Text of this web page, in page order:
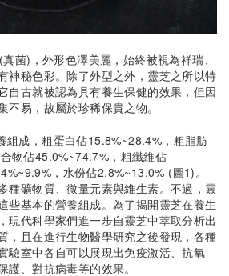
)，外形色澤美麗，始終被視為祥瑞、
神秘色彩。除了外型之外，靈芝之所以特
自古就被認為具有養生保健的效果，但因
易，故屬於珍稀保貴之物。
成，粗蛋白佔15.8%~28.4%，粗脂肪
物佔45.0%~74.7%，粗纖維佔
，水份佔2.8%~13.0% (圖1)。
種礦物質、微量元素與維生素。不過，靈
些基本的營養組成。為了揭開靈芝在養生
現代科學家們進一步自靈芝中萃取分析出
，且在進行生物醫學研究之後發現，各種
驗室中各自可以展現出免疫激活、抗氧
、對抗病毒等的效果。